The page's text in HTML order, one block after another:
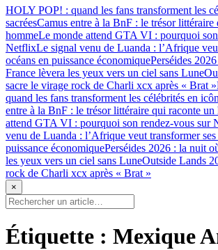
HOLY POP! : quand les fans transforment les
sacréesCamus entre à la BnF : le trésor littéraire
hommeLe monde attend GTA VI : pourquoi
NetflixLe signal venu de Luanda : l’Afrique
océans en puissance économiquePerséides
France lèvera les yeux vers un ciel sans Lune
sacre le virage rock de Charli xcx après « Brat »
quand les fans transforment les célébrités en
entre à la BnF : le trésor littéraire qui raconte un
attend GTA VI : pourquoi son rendez-vous sur
venu de Luanda : l’Afrique veut transformer ses
puissance économiquePerséides 2026 : la nuit
les yeux vers un ciel sans LuneOutside Lands
rock de Charli xcx après « Brat »
×
Étiquette : Mexique